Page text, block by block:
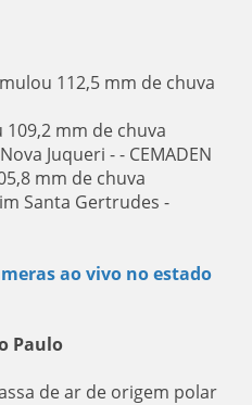
112,5 mm de chuva
mm de chuva
Juqueri - - CEMADEN
mm de chuva
Santa Gertrudes -
ao vivo no estado
Paulo
de ar de origem polar